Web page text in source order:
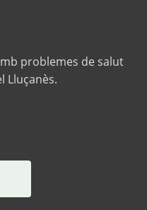
problemes de salut
Lluçanès.